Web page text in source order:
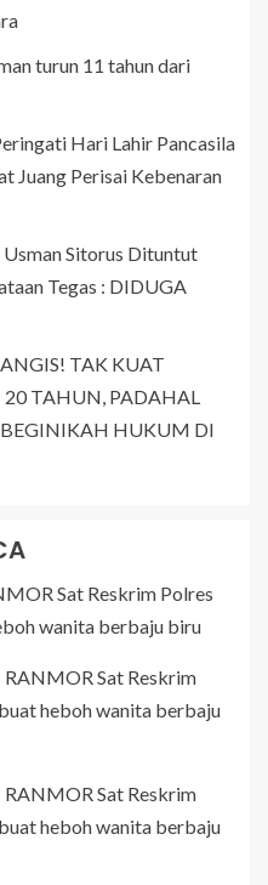
turun 11 tahun dari
Hari Lahir Pancasila
Juang Perisai Kebenaran
Sitorus Dituntut
Tegas : DIDUGA
TAK KUAT
TAHUN, PADAHAL
HUKUM DI
Sat Reskrim Polres
wanita berbaju biru
RANMOR Sat Reskrim
heboh wanita berbaju
RANMOR Sat Reskrim
heboh wanita berbaju